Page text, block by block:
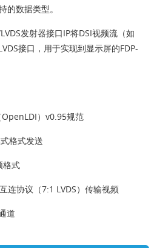
的数据类型。
发射器接口IP将DSI视频流（如
接口，用于实现到显示屏的FDP-
）v0.95规范
格式发送
格式
连协议（7:1 LVDS）传输视频
道